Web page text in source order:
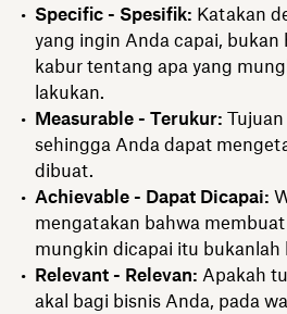
Specific - Spesifik: Katakan
yang ingin Anda capai, bukan
kabur tentang apa yang
lakukan.
Measurable - Terukur:
sehingga Anda dapat
dibuat.
Achievable - Dapat Dicapai:
mengatakan bahwa
mungkin dicapai itu bukanlah
Relevant - Relevan: Apakah
akal bagi bisnis Anda, pada